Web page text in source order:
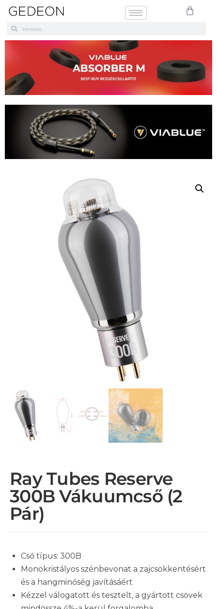
Ray Tubes Reserve
300B Vákuumcső (2
Pár)
Cső típus: 300B
Monokristályos szénbevonat a zajcsökkentésért
és a hangminőség javításáért
Kézzel válogatott és tesztelt, a gyártott csövek